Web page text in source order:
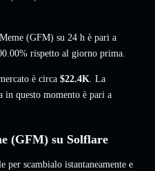
(GFM) su 24 h è pari a
rispetto al giorno prima.
è circa $22.4K. La
questo momento è pari a
(GFM) su Solflare
scambialo istantaneamente e